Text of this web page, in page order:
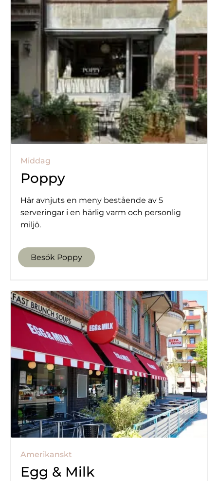
Middag
Poppy
Här avnjuts en meny bestående av 5
serveringar i en härlig varm och personlig
miljö.
Besök Poppy
Amerikanskt
Egg & Milk